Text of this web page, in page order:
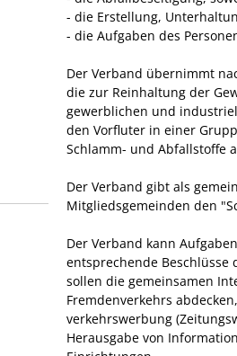
- die Erstellung,
- die Aufgaben des
Der Verband übernimmt
die zur Reinhaltung der
gewerblichen und
den Vorfluter in einer
Schlamm- und Abfallstoffe
Der Verband gibt als
Mitgliedsgemeinden den
Der Verband kann
entsprechende Beschlüsse
sollen die gemeinsamen
Fremdenverkehrs
verkehrswerbung
Herausgabe von